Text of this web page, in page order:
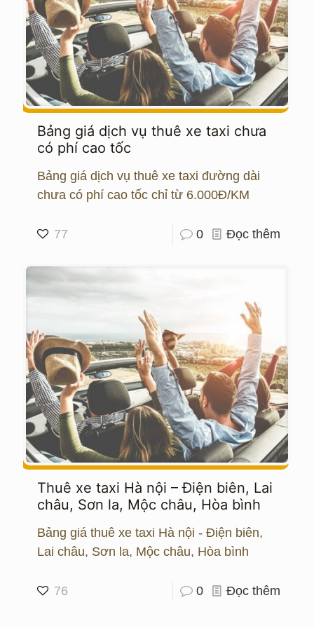
Bảng giá dịch vụ thuê xe taxi chưa
có phí cao tốc
Bảng giá dịch vụ thuê xe taxi đường dài
chưa có phí cao tốc chỉ từ 6.000Đ/KM
77 0 Đọc thêm
Thuê xe taxi Hà nội – Điện biên, Lai
châu, Sơn la, Mộc châu, Hòa bình
Bảng giá thuê xe taxi Hà nội - Điện biên,
Lai châu, Sơn la, Mộc châu, Hòa bình
76 0 Đọc thêm